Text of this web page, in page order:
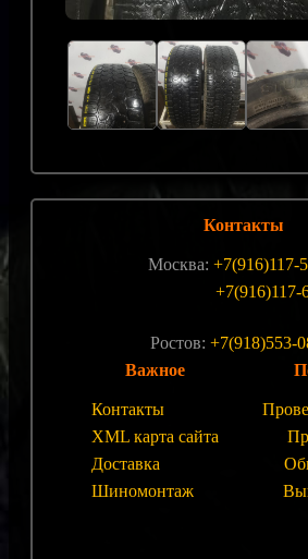
Контакты
Москва: +7(916)117-
+7(916)117-
Ростов: +7(918)553-
Важное
Контакты
XML карта сайта
Доставка
Шиномонтаж